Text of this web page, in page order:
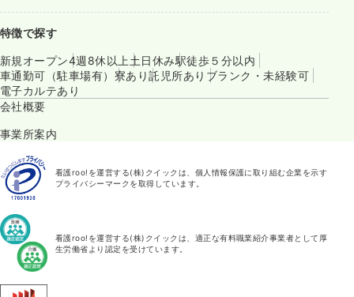
特徴で探す
新規オープン4週8休以上 土日休み駅徒歩５分以内
車通勤可（駐車場有） 寮あり託児所あり ブランク・未経験可
電子カルテあり
会社概要
事業所案内
看護roo!を運営する(株)クイックは、個人情報保護に取り組む企業を示す
プライバシーマークを取得しています。
看護roo!を運営する(株)クイックは、適正な有料職業紹介事業者として厚
生労働省より認定を受けています。